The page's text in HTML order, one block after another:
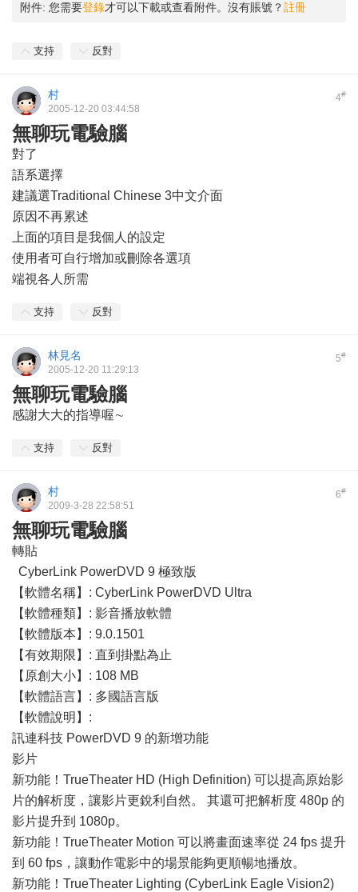
附件: 您需要登錄才可以下載或查看附件。沒有賬號？註冊
支持 反對
4#
村
2005-12-20 03:44:58
無聊玩電驗腦
對了
語系選擇
建議選Traditional Chinese 3中文介面
原因不再累述
上面的項目是我個人的設定
使用者可自行增加或刪除各選項
端視各人所需
支持 反對
5#
林見名
2005-12-20 11:29:13
無聊玩電驗腦
感謝大大的指導喔∼
支持 反對
6#
村
2009-3-28 22:58:51
無聊玩電驗腦
轉貼
CyberLink PowerDVD 9 極致版
【軟體名稱】: CyberLink PowerDVD Ultra
【軟體種類】: 影音播放軟體
【軟體版本】: 9.0.1501
【有效期限】: 直到掛點為止
【原創大小】: 108 MB
【軟體語言】: 多國語言版
【軟體說明】:
訊連科技 PowerDVD 9 的新增功能
影片
新功能！TrueTheater HD (High Definition) 可以提高原始影
片的解析度，讓影片更銳利自然。 其還可把解析度 480p 的
影片提升到 1080p。
新功能！TrueTheater Motion 可以將畫面速率從 24 fps 提升
到 60 fps，讓動作電影中的場景能夠更順暢地播放。
新功能！TrueTheater Lighting (CyberLink Eagle Vision2)